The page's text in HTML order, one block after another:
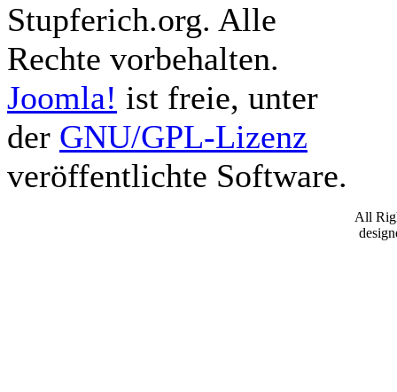
Stupferich.org. Alle
Rechte vorbehalten.
Joomla! ist freie, unter
der GNU/GPL-Lizenz
veröffentlichte Software.
All